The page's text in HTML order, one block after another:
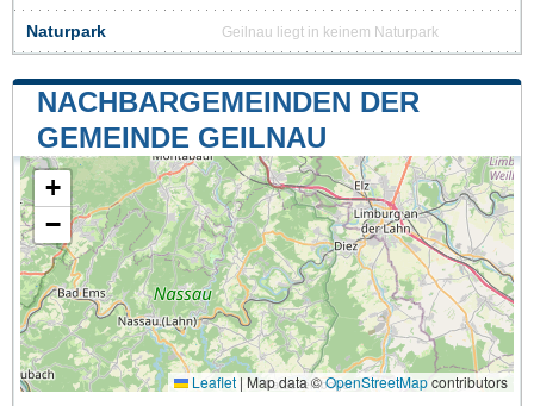
Naturpark Geilnau liegt in keinem Naturpark
NACHBARGEMEINDEN DER
GEMEINDE GEILNAU
+
−
Leaflet | Map data ©OpenStreetMapcontributors